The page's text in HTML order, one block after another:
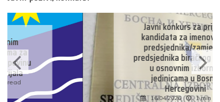
Javni konkurs za prijavu
kandidata za imenovanje
predsjednika/zamjenika
predsjednika biračkog odbora
u osnovnim izbornim
jedinicama u Bosni i
Hercegovini
16/04/2026 1 min read